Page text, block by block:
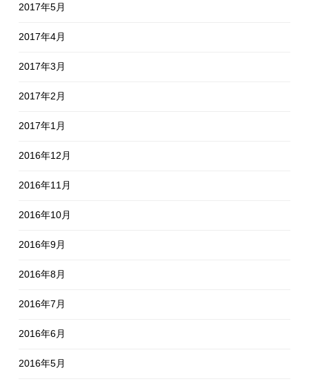
2017年5月
2017年4月
2017年3月
2017年2月
2017年1月
2016年12月
2016年11月
2016年10月
2016年9月
2016年8月
2016年7月
2016年6月
2016年5月